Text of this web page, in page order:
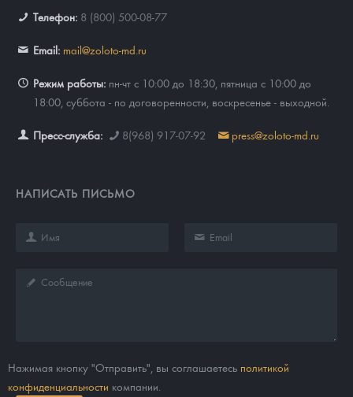
Телефон: 8 (800) 500-08-77
Email: mail@zoloto-md.ru
Режим работы: пн-чт с 10:00 до 18:30, пятница с 10:00 до
18:00, суббота - по договоренности, воскресенье - выходной.
Пресс-служба: 8(968) 917-07-92 press@zoloto-md.ru
НАПИСАТЬ ПИСЬМО
Нажимая кнопку "Отправить", вы соглашаетесь политикой
конфиденциальности компании.